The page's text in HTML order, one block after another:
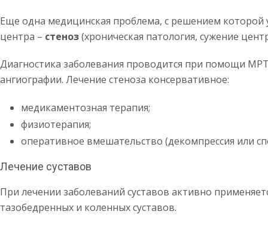
Еще одна медицинская проблема, с решением которой
центра – стеноз(хроническая патология, сужение
Диагностика заболевания проводится при помощи
ангиографии. Лечение стеноза консервативное:
медикаментозная терапия;
физиотерапия;
оперативное вмешательство (декомпрессия или
Лечение суставов
При лечении заболеваний суставов активно
тазобедренных и коленных суставов.